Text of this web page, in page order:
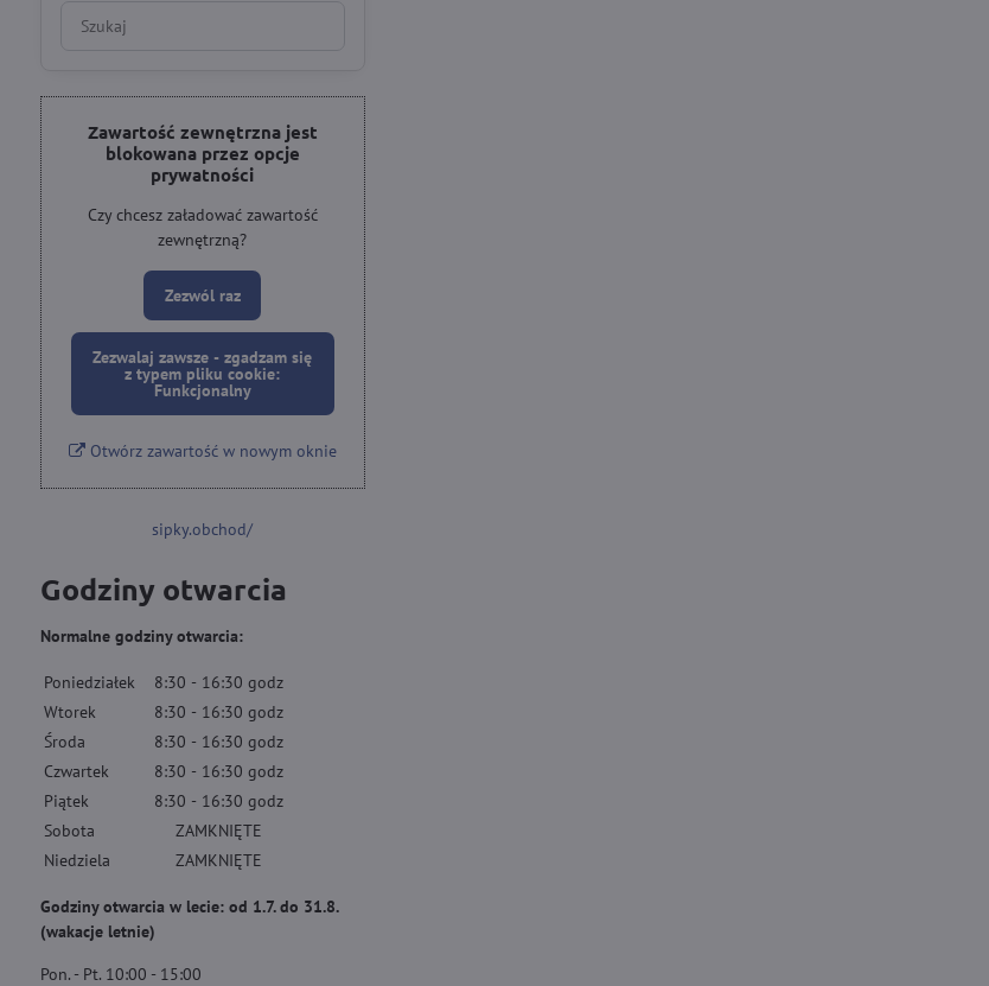
Wyniki
w
pełnym
tekście
Zawartość zewnętrzna jest
blokowana przez opcje
prywatności
Czy chcesz załadować zawartość
zewnętrzną?
Zezwól raz
Zezwalaj zawsze - zgadzam się
z typem pliku cookie:
Funkcjonalny
Otwórz zawartość w nowym oknie
sipky.obchod/
Godziny otwarcia
Normalne godziny otwarcia:
Poniedziałek 8:30 - 16:30 godz
Wtorek
8:30 - 16:30 godz
Środa
8:30 - 16:30 godz
Czwartek
8:30 - 16:30 godz
Piątek
8:30 - 16:30 godz
Sobota
ZAMKNIĘTE
Niedziela
ZAMKNIĘTE
Godziny otwarcia w lecie: od 1.7. do 31.8.
(wakacje letnie)
Pon. - Pt. 10:00 - 15:00